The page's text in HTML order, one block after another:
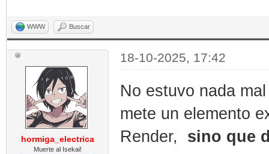
WWW Buscar
hormiga_electrica
Muerte al Isekai!
18-10-2025, 17:42
No estuvo nada
mete un elemento
Render,
sino que